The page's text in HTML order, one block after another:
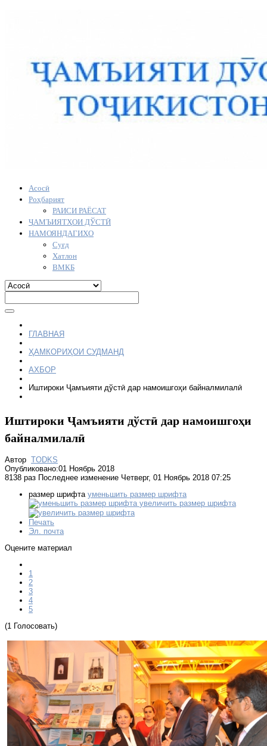
Асосӣ
Роҳбарият
РАИСИ РАЁСАТ
ҶАМЪИЯТҲОИ ДЎСТӢ
НАМОЯНДАГИҲО
Суғд
Хатлон
ВМКБ
ГЛАВНАЯ
ҲАМКОРИҲОИ СУДМАНД
АХБОР
Иштироки Ҷамъияти дўстӣ дар намоишгоҳи байналмилалӣ
Иштироки Ҷамъияти дўстӣ дар намоишгоҳи
байналмилалӣ
Автор TODKS
Опубликовано:01 Ноябрь 2018
8138 раз Последнее изменение Четверг, 01 Ноябрь 2018 07:25
размер шрифта уменьшить размер шрифта
увеличить размер шрифта
Печать
Эл. почта
Оцените материал
1
2
3
4
5
(1 Голосовать)